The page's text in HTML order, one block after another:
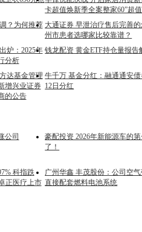
卡超值焕新季全案整家60”超
？为何推荐 大通证券 早泄治疗售后完善
州市患者选哪家比较靠谱？
炉：2025年
分析
钱龙配资 黄金ETF持仓量报告
达基金管理
增兴业证券
的公告
牛千万 基金分红：融通通安
12日分红
公司
豪配投资 2026年新能源车的
了！
科指跌
正医疗上市
广州华鑫 丰茂股份：公司空
直接配套燃料电池系统